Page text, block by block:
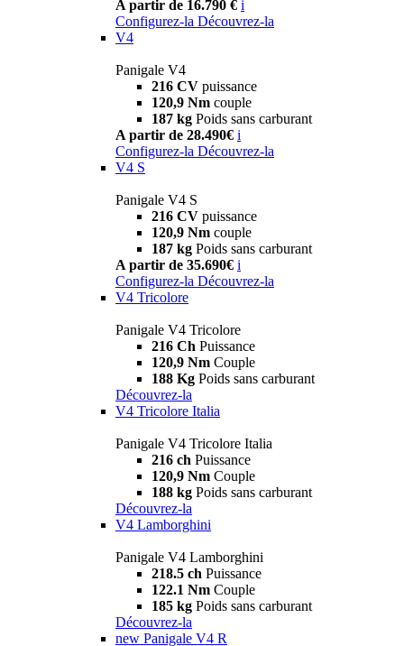
A partir de 16.790 € i
Configurez-la Découvrez-la
V4
Panigale V4
216 CV puissance
120,9 Nm couple
187 kg Poids sans carburant
A partir de 28.490€ i
Configurez-la Découvrez-la
V4 S
Panigale V4 S
216 CV puissance
120,9 Nm couple
187 kg Poids sans carburant
A partir de 35.690€ i
Configurez-la Découvrez-la
V4 Tricolore
Panigale V4 Tricolore
216 Ch Puissance
120,9 Nm Couple
188 Kg Poids sans carburant
Découvrez-la
V4 Tricolore Italia
Panigale V4 Tricolore Italia
216 ch Puissance
120,9 Nm Couple
188 kg Poids sans carburant
Découvrez-la
V4 Lamborghini
Panigale V4 Lamborghini
218.5 ch Puissance
122.1 Nm Couple
185 kg Poids sans carburant
Découvrez-la
new Panigale V4 R